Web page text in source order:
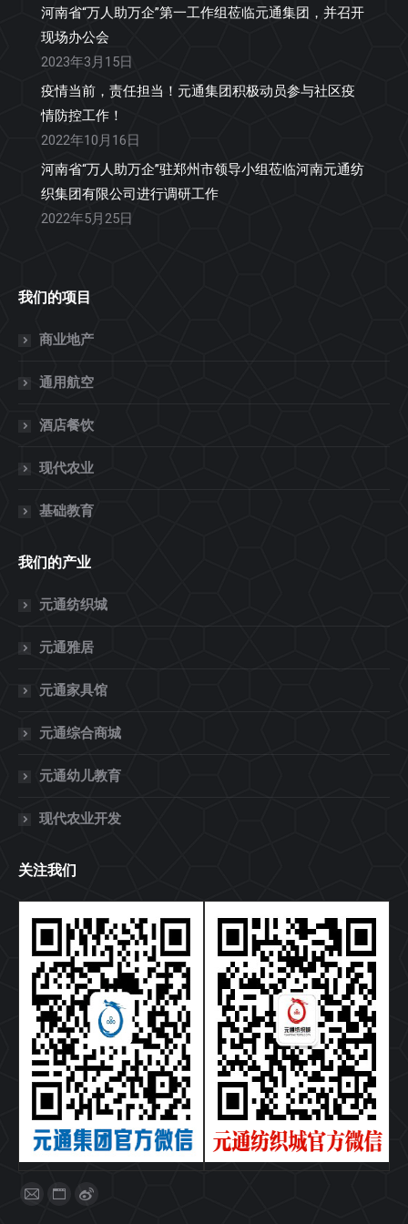
河南省“万人助万企”第一工作组莅临元通集团，并召开
现场办公会
2023年3月15日
疫情当前，责任担当！元通集团积极动员参与社区疫
情防控工作！
2022年10月16日
河南省“万人助万企”驻郑州市领导小组莅临河南元通纺
织集团有限公司进行调研工作
2022年5月25日
我们的项目
商业地产
通用航空
酒店餐饮
现代农业
基础教育
我们的产业
元通纺织城
元通雅居
元通家具馆
元通综合商城
元通幼儿教育
现代农业开发
关注我们
找到我们：
Mail
WebsiteWeibo